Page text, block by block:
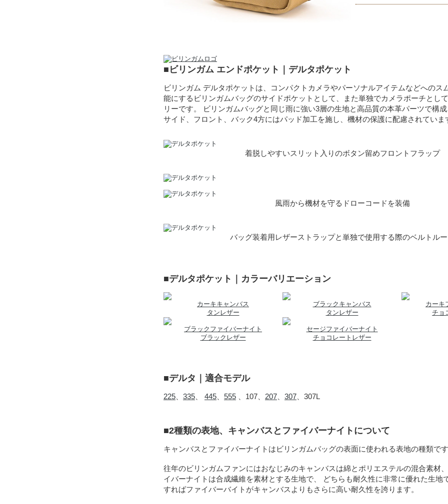
■ビリンガム エンドポケット｜デルタポケット
ビリンガム デルタポケットは、コンパクトカメラやパーソナルアイテムなどへのス
能にするビリンガムバッグのサイドポケットとして、また単独でカメラポーチとし
リーです。 ビリンガムバッグと同じ雨に強い3層の生地と高品質の本革パーツで構成
サイド、フロント、バック4方にはパッド加工を施し、機材の保護に配慮されていま
着脱しやすいスリット入りのボタン留めフロントフラップ
風雨から機材を守るドローコードを装備
バッグ装着用レザーストラップと単独で使用する際のベルトル
■デルタポケット｜カラーバリエーション
カーキキャンバス
タンレザー
ブラックキャンバス
タンレザー
カーキ
チョ
ブラックファイバーナイト
ブラックレザー
セージファイバーナイト
チョコレートレザー
■デルタ｜適合モデル
225 335 445 555 、107、 207 307 、307L
■2種類の表地、キャンバスとファイバーナイトについて
キャンバスとファイバーナイトはビリンガムバッグの表面に使われる表地の種類です
往年のビリンガムファンにはおなじみのキャンバスは綿とポリエステルの混合素材
イバーナイトは合成繊維を素材とする生地で、 どちらも耐久性に非常に優れた生地
すればファイバーバイトがキャンバスよりもさらに高い耐久性を誇ります。